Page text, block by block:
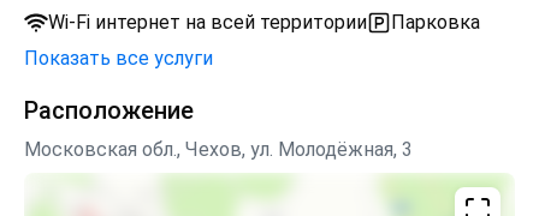
14.00.Расчетное время 12.00, более поздний выезд
оговаривается и оплачивается отдельно. Заключаем
договор, заселяем строго при наличии документов.
Ваши вопросы!!!
Wi-Fi интернет на всей территории
Парковка
Показать все услуги
Расположение
Московская обл., Чехов, ул. Молодёжная, 3